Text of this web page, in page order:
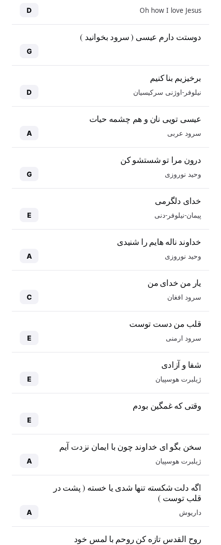
Oh how I love Jesus
D
دوستت دارم عیسی ( سرود بخوانید )
G
برخیزیم بنا کنیم
نیلوفر-اوژنی سرکیسیان D
عیسی تویی نان و هم چشمه حیات
سرود عربی A
درون مرا تو شستشو کن
وحید نوروزی G
خدای دلگرمی
پیمان-نیلوفر-دنی E
خداوند ناله هایم را شنیدی
وحید نوروزی A
یار من خدای من
سرود افغان C
قلب من دست توست
سرود ارمنی E
شفا و آزادی
ژیلبرت هوسپیان E
وقتی که غمگین بودم
E
سخن بگو ای خداوند چون با ایمان نزدت آیم
ژیلبرت هوسپیان A
اگه دلت شکسته تنها شدی یا خسته ( پشت در
قلب توست )
داریوش A
روح القدس تازه کن روحم با لمس خود